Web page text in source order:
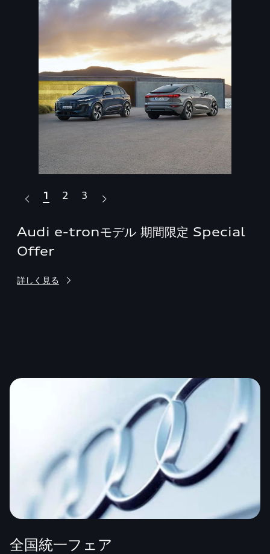
Audi e-tronモデル 期間限定 Special
Offer
詳しく見る
1 2 3
全国統一フェア